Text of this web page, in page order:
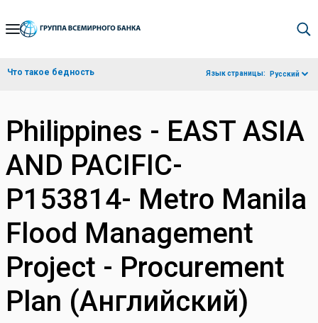
Skip
Navigation
Что такое бедность Язык страницы: Русский
Philippines - EAST ASIA
AND PACIFIC-
P153814- Metro Manila
Flood Management
Project - Procurement
Plan (Английский)